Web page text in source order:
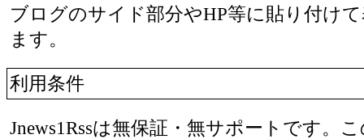
ブログのサイド部分やHP等に貼り付け
ます。
利用条件
Jnews1Rssは無保証・無サポートです。